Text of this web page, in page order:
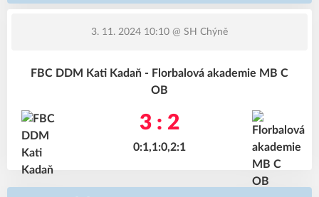
3. 11. 2024 10:10 @ SH Chýně
FBC DDM Kati Kadaň - Florbalová akademie MB C
OB
3 : 2
0:1,1:0,2:1